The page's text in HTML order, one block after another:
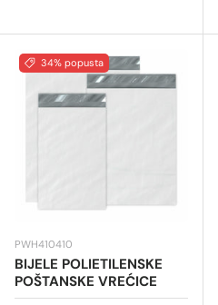
34% popusta
PWH410410
BIJELE POLIETILENSKE
POŠTANSKE VREĆICE